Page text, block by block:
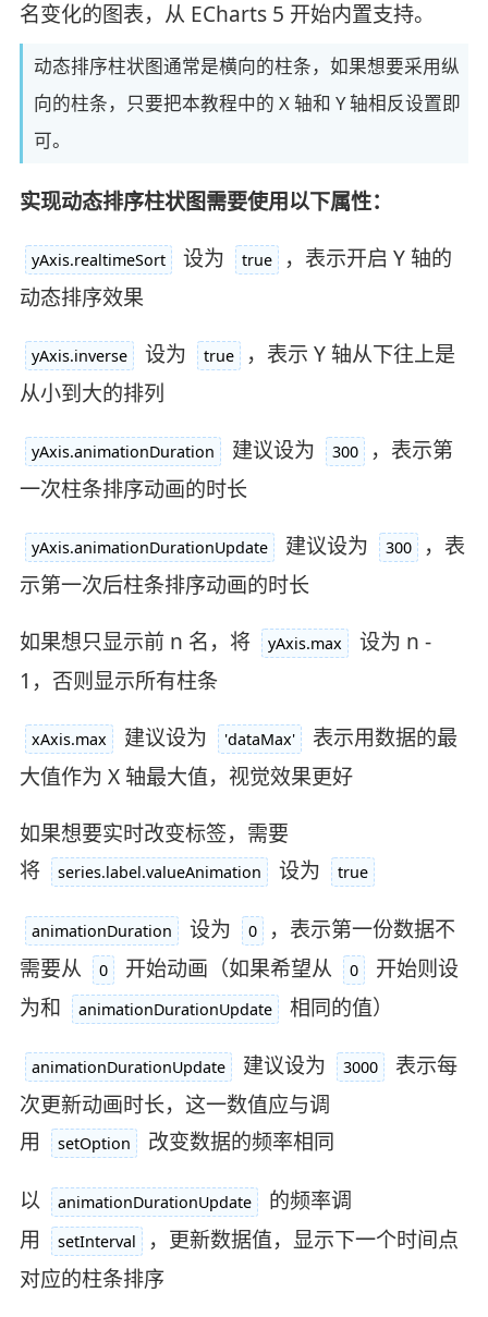
名变化的图表，从 ECharts 5 开始内置支持。
动态排序柱状图通常是横向的柱条，如果想要采用纵
向的柱条，只要把本教程中的 X 轴和 Y 轴相反设置即
可。
实现动态排序柱状图需要使用以下属性：
yAxis.realtimeSort 设为 true
，表示开启 Y 轴的
动态排序效果
yAxis.inverse 设为 true
，表示 Y 轴从下往上是
从小到大的排列
yAxis.animationDuration 建议设为 300
，表示第
一次柱条排序动画的时长
yAxis.animationDurationUpdate 建议设为 300
，表
示第一次后柱条排序动画的时长
如果想只显示前 n 名，将
yAxis.max
设为 n -
1，否则显示所有柱条
xAxis.max 建议设为 'dataMax'
表示用数据的最
大值作为 X 轴最大值，视觉效果更好
如果想要实时改变标签，需要
将
series.label.valueAnimation 设为 true
animationDuration 设为 0
，表示第一份数据不
需要从
0 开始动画（如果希望从 0
开始则设
为和
animationDurationUpdate 相同的值）
animationDurationUpdate 建议设为 3000
表示每
次更新动画时长，这一数值应与调
用
setOption 改变数据的频率相同
以 animationDurationUpdate
的频率调
用
setInterval
，更新数据值，显示下一个时间点
对应的柱条排序